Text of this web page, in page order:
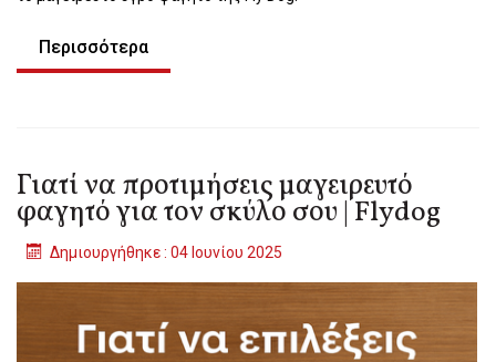
Περισσότερα
Γιατί να προτιμήσεις μαγειρευτό
φαγητό για τον σκύλο σου | Flydog
Δημιουργήθηκε : 04 Ιουνίου 2025